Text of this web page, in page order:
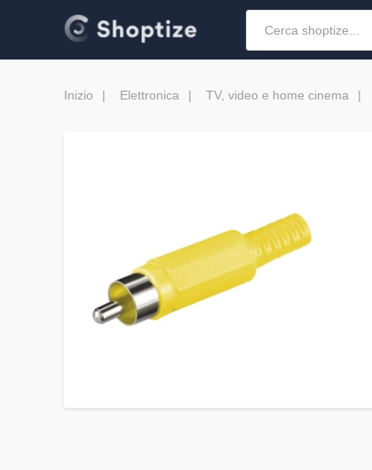
Inizio Elettronica TV, video e home cinema